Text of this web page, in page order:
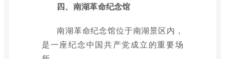
四、南湖革命纪念馆
南湖革命纪念馆位于南湖景区内，
是一座纪念中国共产党成立的重要场